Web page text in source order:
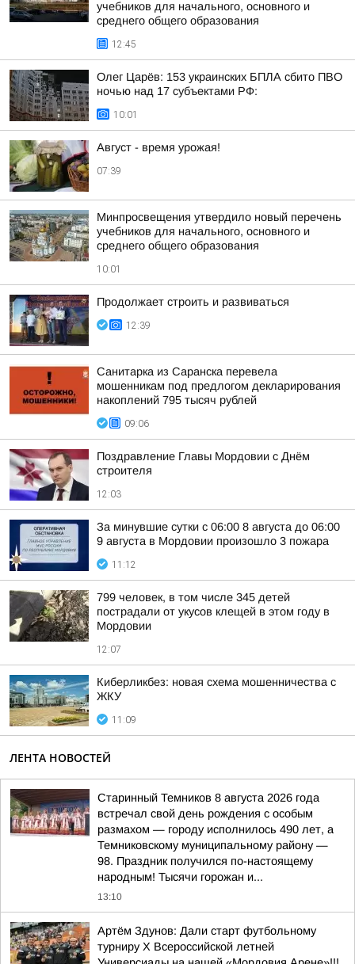
учебников для начального, основного и
среднего общего образования
12:45
Олег Царёв: 153 украинских БПЛА сбито ПВО
ночью над 17 субъектами РФ:
10:01
Август - время урожая!
07:39
Минпросвещения утвердило новый перечень
учебников для начального, основного и
среднего общего образования
10:01
Продолжает строить и развиваться
12:39
Санитарка из Саранска перевела
мошенникам под предлогом декларирования
накоплений 795 тысяч рублей
09:06
Поздравление Главы Мордовии с Днём
строителя
12:03
За минувшие сутки с 06:00 8 августа до 06:00
9 августа в Мордовии произошло 3 пожара
11:12
799 человек, в том числе 345 детей
пострадали от укусов клещей в этом году в
Мордовии
12:07
Киберликбез: новая схема мошенничества с
ЖКУ
11:09
ЛЕНТА НОВОСТЕЙ
Старинный Темников 8 августа 2026 года
встречал свой день рождения с особым
размахом — городу исполнилось 490 лет, а
Темниковскому муниципальному району —
98. Праздник получился по-настоящему
народным! Тысячи горожан и...
13:10
Артём Здунов: Дали старт футбольному
турниру Х Всероссийской летней